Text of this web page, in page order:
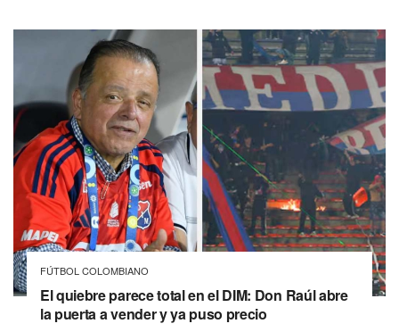
FÚTBOL COLOMBIANO
El quiebre parece total en el DIM: Don Raúl abre
la puerta a vender y ya puso precio